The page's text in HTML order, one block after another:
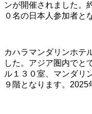
ンが開催されました。
０名の日本人参加者と
カハラマンダリンホテ
した。アジア圏内でと
ル１３０室、マンダリ
９階となります。2025